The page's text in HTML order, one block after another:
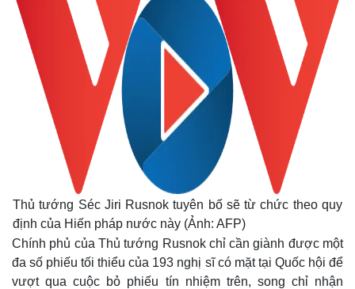
Thế giới
Multimedia
Thủ tướng Séc Jiri Rusnok tuyên bố sẽ từ chức theo quy
định của Hiến pháp nước này (Ảnh: AFP)
Chính phủ của Thủ tướng Rusnok chỉ cần giành được một
đa số phiếu tối thiểu của 193 nghị sĩ có mặt tại Quốc hội để
vượt qua cuộc bỏ phiếu tín nhiệm trên, song chỉ nhận